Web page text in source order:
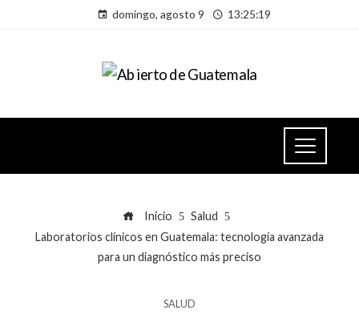
domingo, agosto 9 13:25:20
Inicio
Salud
Laboratorios clínicos en Guatemala: tecnología avanzada
para un diagnóstico más preciso
SALUD